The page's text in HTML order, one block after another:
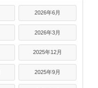
2026年6月
2026年3月
2025年12月
2025年9月